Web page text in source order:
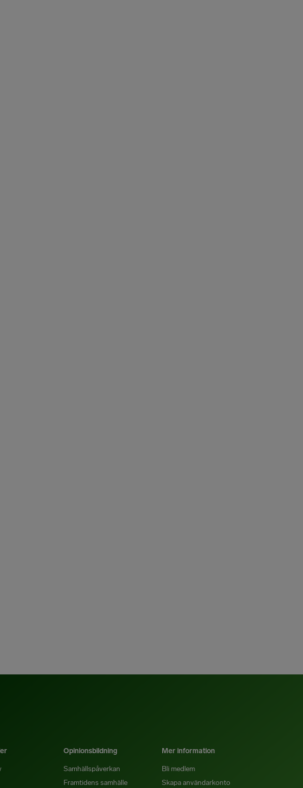
Opinionsbildning
Samhällspåverkan
Framtidens samhälle
Mer information
Bli medlem
Skapa användarkonto